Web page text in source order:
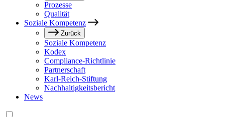
Prozesse
Qualität
Soziale Kompetenz
Zurück
Soziale Kompetenz
Kodex
Compliance-Richtlinie
Partnerschaft
Karl-Reich-Stiftung
Nachhaltigkeitsbericht
News